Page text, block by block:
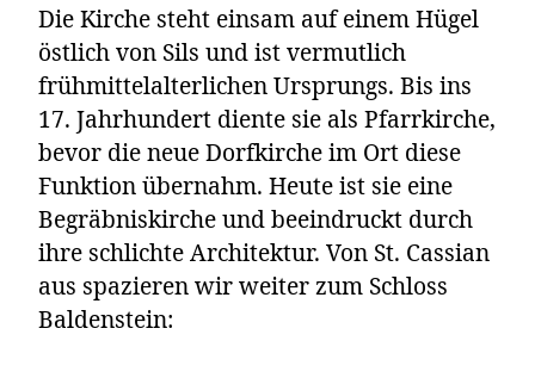
Die Kirche steht einsam auf einem Hügel
östlich von Sils und ist vermutlich
frühmittelalterlichen Ursprungs. Bis ins
17. Jahrhundert diente sie als Pfarrkirche,
bevor die neue Dorfkirche im Ort diese
Funktion übernahm. Heute ist sie eine
Begräbniskirche und beeindruckt durch
ihre schlichte Architektur. Von St. Cassian
aus spazieren wir weiter zum Schloss
Baldenstein: